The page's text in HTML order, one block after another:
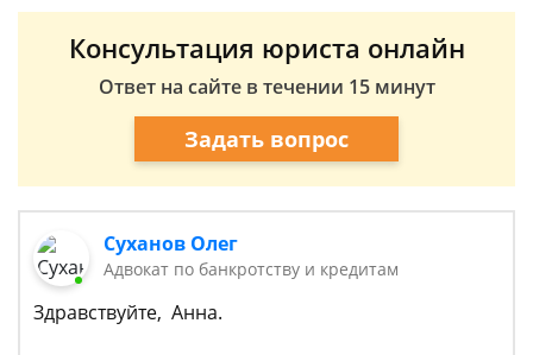
Консультация юриста онлайн
Ответ на сайте в течении 15 минут
Задать вопрос
Суханов Олег
Адвокат по банкротству и кредитам
Здравствуйте, Анна.